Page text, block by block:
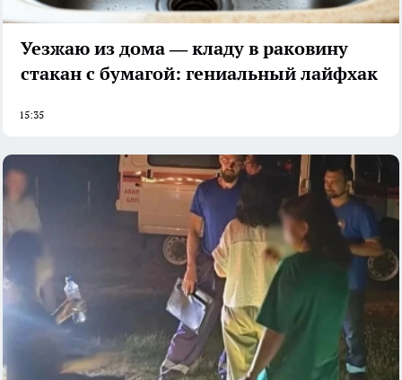
Уезжаю из дома — кладу в раковину
стакан с бумагой: гениальный лайфхак
15:35